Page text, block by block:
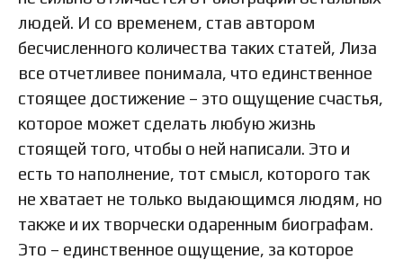
людей. И со временем, став автором
бесчисленного количества таких статей, Лиза
все отчетливее понимала, что единственное
стоящее достижение – это ощущение счастья,
которое может сделать любую жизнь
стоящей того, чтобы о ней написали. Это и
есть то наполнение, тот смысл, которого так
не хватает не только выдающимся людям, но
также и их творчески одаренным биографам.
Это – единственное ощущение, за которое